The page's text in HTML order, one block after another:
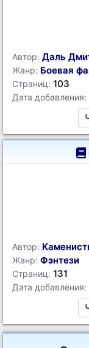
Автор: Даль
Жанр: Боевая
Страниц: 103
Дата добавления:
Автор:
Жанр: Фэнтези
Страниц: 131
Дата добавления: